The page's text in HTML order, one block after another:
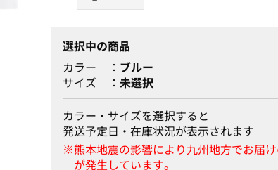
選択中の商品
カラー
ブルー
サイズ
未選択
カラー・サイズを選択すると
発送予定日・在庫状況が表示されます